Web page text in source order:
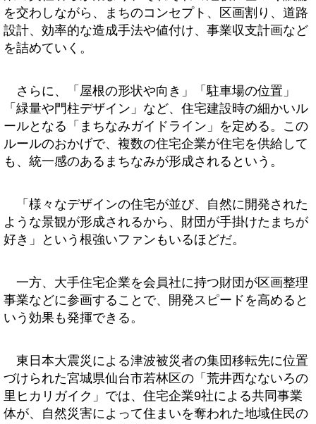
を交わしながら、まちのコンセプト、区画割り、道路
設計、効率的な造成手法や値付け、事業収支計画など
を詰めていく。
さらに、「屋根の形状や向き」「駐車場の位置」
「緑量や門柱デザイン」など、住宅建設時の細かいル
ールとなる「まちなみガイドライン」を定める。この
ルールのおかげで、複数の住宅企業が住宅を供給して
も、統一感のあるまちなみが形成されるという。
「様々なデザインの住宅が並び、自然に開発された
ような景観が形成されるから、財団が手掛けたまちが
好き」という根強いファンもいるほどだ。
一方、大手住宅企業を会員社に持つ財団が区画整理
事業などに参画することで、開発スピードを高めると
いう効果も発揮できる。
東日本大震災による津波被災者の集団移転先に位置
づけられた宮城県仙台市若林区の「荒井西なないろの
里ヒカリガイク」では、住宅企業9社による共同事業
体が、自然災害によって住まいを奪われた地域住民の